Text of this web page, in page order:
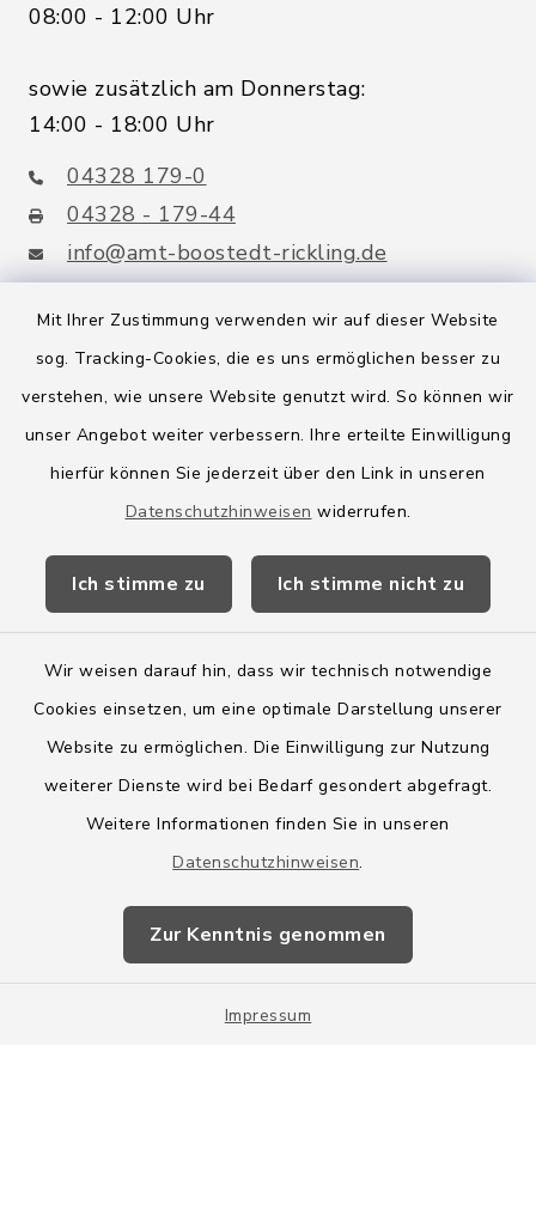
Mit Ihrer Zustimmung verwenden wir auf dieser Website
sog. Tracking-Cookies, die es uns ermöglichen besser zu
verstehen, wie unsere Website genutzt wird. So können wir
unser Angebot weiter verbessern. Ihre erteilte Einwilligung
hierfür können Sie jederzeit über den Link in unseren
Datenschutzhinweisen widerrufen.
Ich stimme zu Ich stimme nicht zu
Wir weisen darauf hin, dass wir technisch notwendige
Cookies einsetzen, um eine optimale Darstellung unserer
Website zu ermöglichen. Die Einwilligung zur Nutzung
weiterer Dienste wird bei Bedarf gesondert abgefragt.
Weitere Informationen finden Sie in unseren
Datenschutzhinweisen.
Zur Kenntnis genommen
Impressum
08:00 - 12:00 Uhr
sowie zusätzlich am Donnerstag:
14:00 - 18:00 Uhr
04328 179-0
04328 - 179-44
info@amt-boostedt-rickling.de
Quicklinks
Amt Boostedt-Rickling
Amtsbroschüre
Wege-Zweckverband
Barrierefreiheit
Impressum
Sitemap